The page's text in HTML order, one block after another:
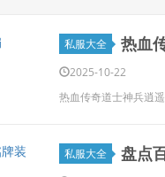
私服大全 热血
2025-10-22
热血传奇道士神兵逍
私服大全 盘点